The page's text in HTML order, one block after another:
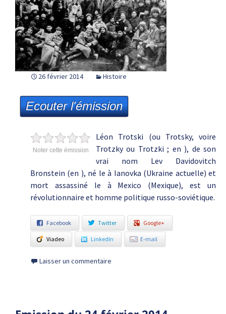
26 février 2014 Histoire
Ecouter l'émission
Noter cette émission
Léon Trotski (ou Trotsky, voire
Trotzky ou Trotzki ; en ), de son
vrai nom Lev Davidovitch
Bronstein (en ), né le à Ianovka (Ukraine actuelle) et
mort assassiné le à Mexico (Mexique), est un
révolutionnaire et homme politique russo-soviétique.
Facebook Twitter Google+
Viadeo LinkedIn E-mail
Laisser un commentaire